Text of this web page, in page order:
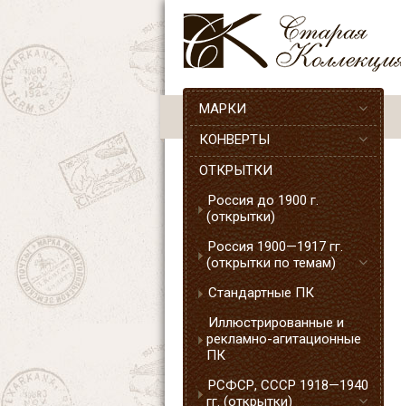
МАРКИ
КОНВЕРТЫ
ОТКРЫТКИ
Россия до 1900 г.
(открытки)
Россия 1900—1917 гг.
(открытки по темам)
Стандартные ПК
Иллюстрированные и
рекламно-агитационные
ПК
РСФСР, СССР 1918—1940
гг. (открытки)